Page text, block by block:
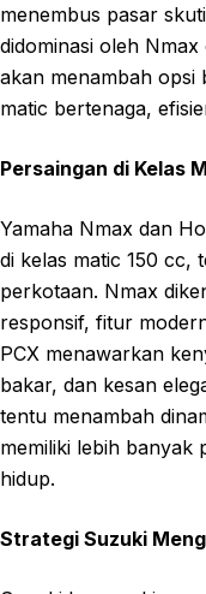
menembus pasar
didominasi oleh
akan menambah opsi
matic bertenaga,
Persaingan di Kelas
Yamaha Nmax dan
di kelas matic 150 cc,
perkotaan. Nmax
responsif, fitur
PCX menawarkan
bakar, dan kesan
tentu menambah
memiliki lebih banyak
hidup.
Strategi Suzuki